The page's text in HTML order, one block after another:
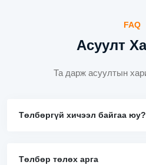
FAQ
Асуулт
Та дарж асуултын
Төлбөргүй хичээл байгаа юу?
Төлбөр төлөх арга